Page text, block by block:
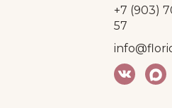
+7 (903)
57